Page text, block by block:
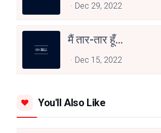
Dec 29, 2022
मैं तार-तार हूँ...
Dec 15, 2022
You'll Also Like